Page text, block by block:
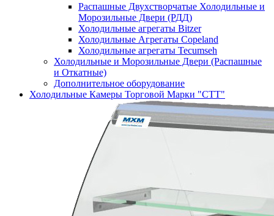
Распашные Двухстворчатые Холодильные и
Морозильные Двери (РДД)
Холодильные агрегаты Bitzer
Холодильные Агрегаты Copeland
Холодильные агрегаты Tecumseh
Холодильные и Морозильные Двери (Распашные
и Откатные)
Дополнительное оборудование
Холодильные Камеры Торговой Марки "СТТ"